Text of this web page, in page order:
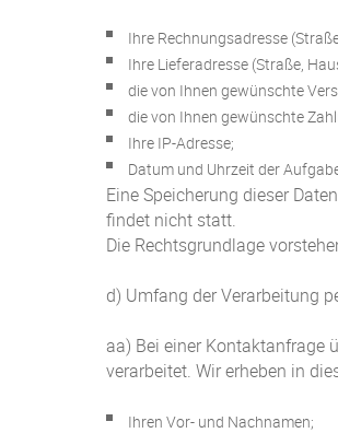
Ihre Rechnungsadresse
Ihre Lieferadresse (Straße,
die von Ihnen gewünschte
die von Ihnen gewünschte
Ihre IP-Adresse;
Datum und Uhrzeit der
Eine Speicherung dieser
findet nicht statt.
Die Rechtsgrundlage
d) Umfang der Verarbeitung
aa) Bei einer Kontaktanfrage
verarbeitet. Wir erheben in
Ihren Vor- und Nachnamen;